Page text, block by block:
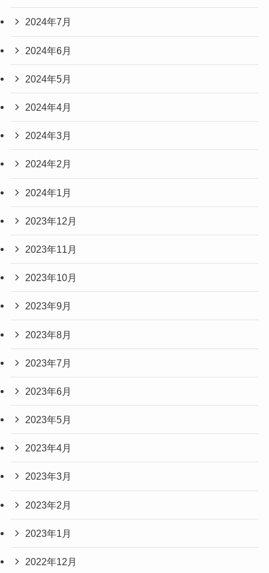
2024年7月
2024年6月
2024年5月
2024年4月
2024年3月
2024年2月
2024年1月
2023年12月
2023年11月
2023年10月
2023年9月
2023年8月
2023年7月
2023年6月
2023年5月
2023年4月
2023年3月
2023年2月
2023年1月
2022年12月